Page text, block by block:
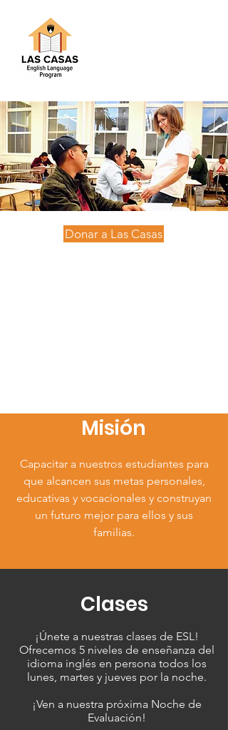
Donar a Las Casas
Misión
Capacitar a nuestros estudiantes para
que alcancen sus metas personales,
educativas y vocacionales y construyan
un futuro mejor para ellos y sus
familias.
Clases
¡Únete a nuestras clases de ESL!
Ofrecemos 5 niveles de enseñanza del
idioma inglés en persona todos los
lunes, martes y jueves por la noche.
¡Ven a nuestra próxima Noche de
Evaluación!